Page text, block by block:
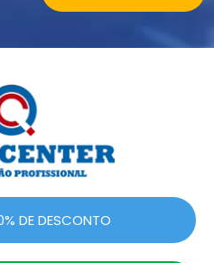
DE DESCONTO